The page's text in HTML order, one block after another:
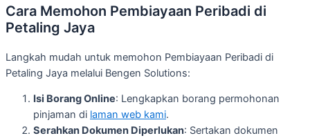
Cara Memohon Pembiayaan Peribadi di
Petaling Jaya
Langkah mudah untuk memohon Pembiayaan Peribadi di
Petaling Jaya melalui Bengen Solutions:
Isi Borang Online: Lengkapkan borang permohonan
pinjaman di laman web kami.
Serahkan Dokumen Diperlukan: Sertakan dokumen